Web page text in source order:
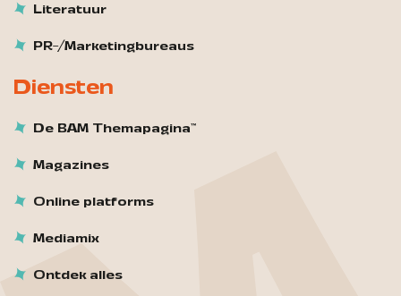
Literatuur
PR-/Marketingbureaus
Diensten
De BAM Themapagina™
Magazines
Online platforms
Mediamix
Ontdek alles